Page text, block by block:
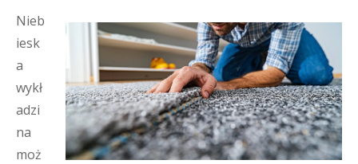
Nieb
iesk
a
wykł
adzi
na
moż